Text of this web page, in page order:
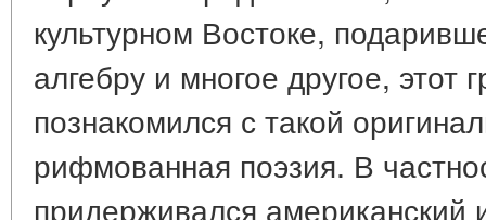
культурном Востоке,
алгебру и многое другое, этот
познакомился с такой
рифмованная поэзия. В
придерживался американский